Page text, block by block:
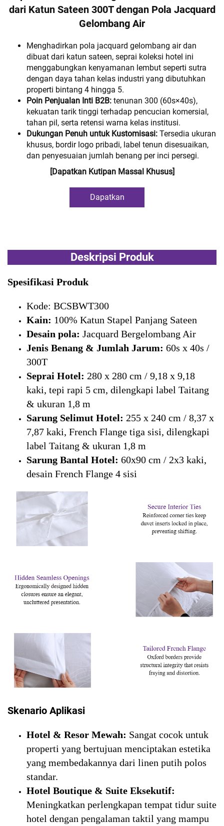
dari Katun Sateen 300T dengan Pola Jacquard
Gelombang Air
Menghadirkan pola jacquard gelombang air dan
dibuat dari katun sateen, seprai koleksi hotel ini
menggabungkan kenyamanan lembut seperti sutra
dengan daya tahan kelas industri yang dibutuhkan
properti bintang 4 hingga 5.
Poin Penjualan Inti B2B: tenunan 300 (60s×40s),
kekuatan tarik tinggi terhadap pencucian komersial,
tahan pil, serta retensi warna kelas institusi.
Dukungan Penuh untuk Kustomisasi: Tersedia ukuran
khusus, bordir logo pribadi, label tenun disesuaikan,
dan penyesuaian jumlah benang per inci persegi.
[Dapatkan Kutipan Massal Khusus]
Dapatkan
Deskripsi Produk
Spesifikasi Produk
Kode: BCSBWT300
Kain: 100% Katun Stapel Panjang Sateen
Desain pola: Jacquard Bergelombang Air
Jenis Benang & Jumlah Jarum: 60s x 40s /
300T
Seprai Hotel: 280 x 280 cm / 9,18 x 9,18
kaki, tepi rapi 5 cm, dilengkapi label Taitang
& ukuran 1,8 m
Sarung Selimut Hotel: 255 x 240 cm / 8,37 x
7,87 kaki, French Flange tiga sisi, dilengkapi
label Taitang & ukuran 1,8 m
Sarung Bantal Hotel: 60x90 cm / 2x3 kaki,
desain French Flange 4 sisi
Skenario Aplikasi
Hotel & Resor Mewah: Sangat cocok untuk
properti yang bertujuan menciptakan estetika
yang membedakannya dari linen putih polos
standar.
Hotel Boutique & Suite Eksekutif:
Meningkatkan perlengkapan tempat tidur suite
hotel dengan pengalaman taktil yang mampu